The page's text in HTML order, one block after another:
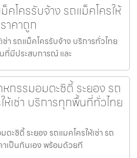
คโครรับจ้าง รถแม็คโครให้
าคาถูก
ช่า รถแม็คโครรับจ้าง บริการทั่วไทย
ที่มีประสบการณ์ และ
กรรมอมตะซิตี้ ระยอง รถ
ห้เช่า บริการทุกพื้นที่ทั่วไทย
ะซิตี้ ระยอง รถแมคโครให้เช่า รถ
าเป็นกันเอง พร้อมด้วยที